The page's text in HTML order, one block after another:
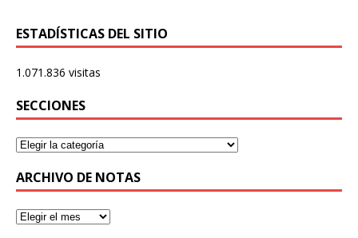
ESTADÍSTICAS DEL SITIO
1.071.836 visitas
SECCIONES
ARCHIVO DE NOTAS